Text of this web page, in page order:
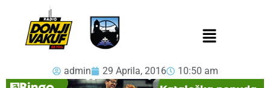
admin 29 Aprila, 2016 10:50 am